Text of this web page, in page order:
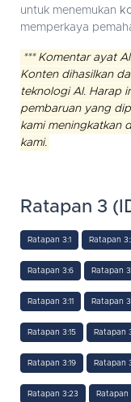
untuk menemukan
memperkaya
*** Komentar ayat
Konten dihasilkan
teknologi AI. Harap
pembaruan yang
kami meningkatkan
kami.
Ratapan 3
Ratapan 3:1 Ratapan
Ratapan 3:6 Ratapan
Ratapan 3:11 Ratapan
Ratapan 3:15 Ratapan
Ratapan 3:19 Ratapan
Ratapan 3:23 Ratapan